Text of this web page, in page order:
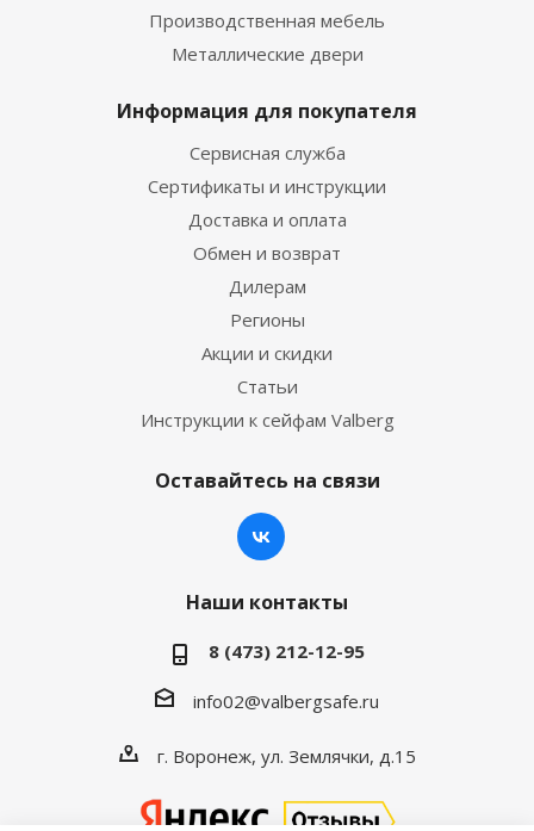
Производственная мебель
Металлические двери
Информация для покупателя
Сервисная служба
Сертификаты и инструкции
Доставка и оплата
Обмен и возврат
Дилерам
Регионы
Акции и скидки
Статьи
Инструкции к сейфам Valberg
Оставайтесь на связи
Наши контакты
8 (473) 212-12-95
info02@valbergsafe.ru
г. Воронеж, ул. Землячки, д.15